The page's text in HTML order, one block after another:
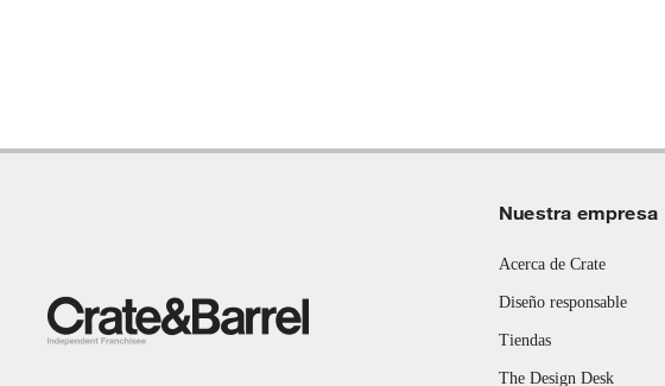
Nuestra empresa
Acerca de Crate
Diseño responsable
Tiendas
The Design Desk